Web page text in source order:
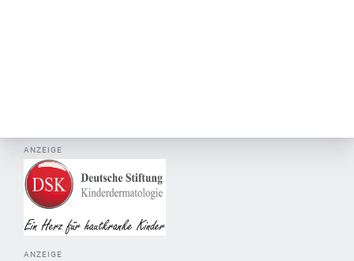
ANZEIGE
ANZEIGE